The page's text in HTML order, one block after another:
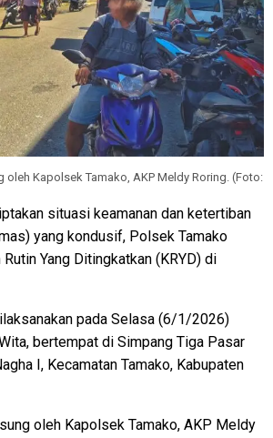
oleh Kapolsek Tamako, AKP Meldy Roring. (Foto:
situasi keamanan dan ketertiban
yang kondusif, Polsek Tamako
Yang Ditingkatkan (KRYD) di
pada Selasa (6/1/2026)
bertempat di Simpang Tiga Pasar
I, Kecamatan Tamako, Kabupaten
oleh Kapolsek Tamako, AKP Meldy